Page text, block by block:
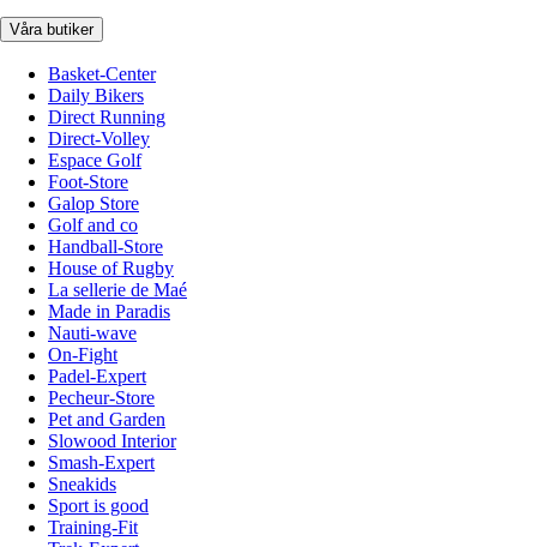
Våra butiker
Basket-Center
Daily Bikers
Direct Running
Direct-Volley
Espace Golf
Foot-Store
Galop Store
Golf and co
Handball-Store
House of Rugby
La sellerie de Maé
Made in Paradis
Nauti-wave
On-Fight
Padel-Expert
Pecheur-Store
Pet and Garden
Slowood Interior
Smash-Expert
Sneakids
Sport is good
Training-Fit